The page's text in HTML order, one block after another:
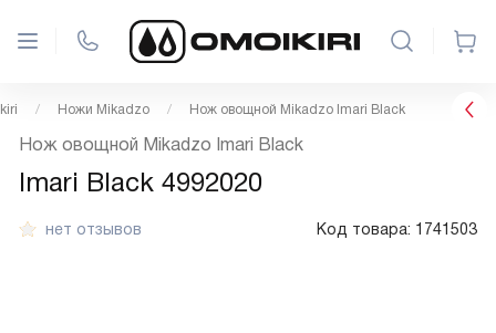
Ножи Mikadzo Нож овощной Mikadzo Imari Black
нет отзывов Код товара: 1741503
Нож овощной Mikadzo Imari Black
Imari Black 4992020